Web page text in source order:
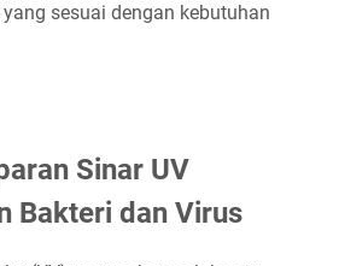
sesuai dengan kebutuhan
Sinar UV
Bakteri dan Virus